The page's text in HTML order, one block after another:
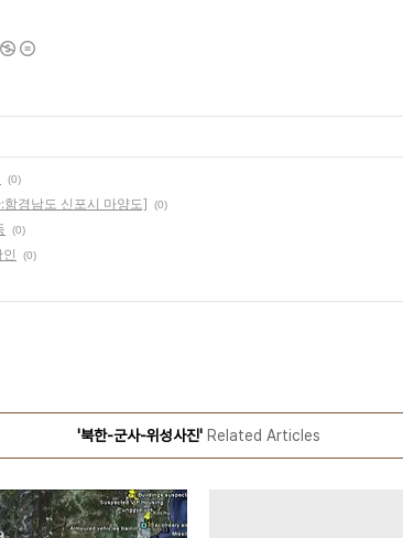
(0)
경남도 신포시 마양도] (0)
(0)
(0)
'북한-군사-위성사진'Related Articles